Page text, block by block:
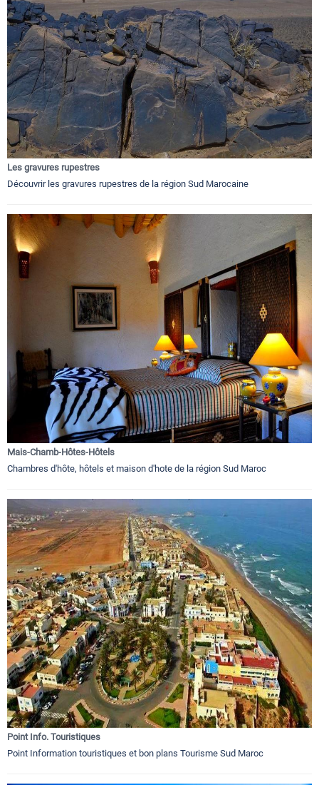
Les gravures rupestres
Découvrir les gravures rupestres de la région Sud Marocaine
Mais-Chamb-Hôtes-Hôtels
Chambres d'hôte, hôtels et maison d'hote de la région Sud Maroc
Point Info. Touristiques
Point Information touristiques et bon plans Tourisme Sud Maroc